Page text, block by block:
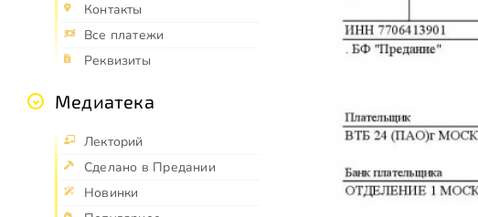
Контакты
Все платежи
Реквизиты
Медиатека
Лекторий
Сделано в Предании
Новинки